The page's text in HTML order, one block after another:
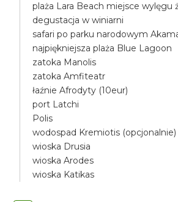
plaża Lara Beach miejsce wylęgu
degustacja w winiarni
safari po parku narodowym
najpiękniejsza plaża Blue Lagoon
zatoka Manolis
zatoka Amfiteatr
łaźnie Afrodyty (10eur)
port Latchi
Polis
wodospad Kremiotis (opcjonalnie)
wioska Drusia
wioska Arodes
wioska Katikas